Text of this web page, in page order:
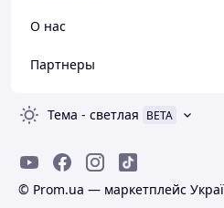
О нас
Партнеры
Тема - светлая BETA
© Prom.ua — маркетплейс